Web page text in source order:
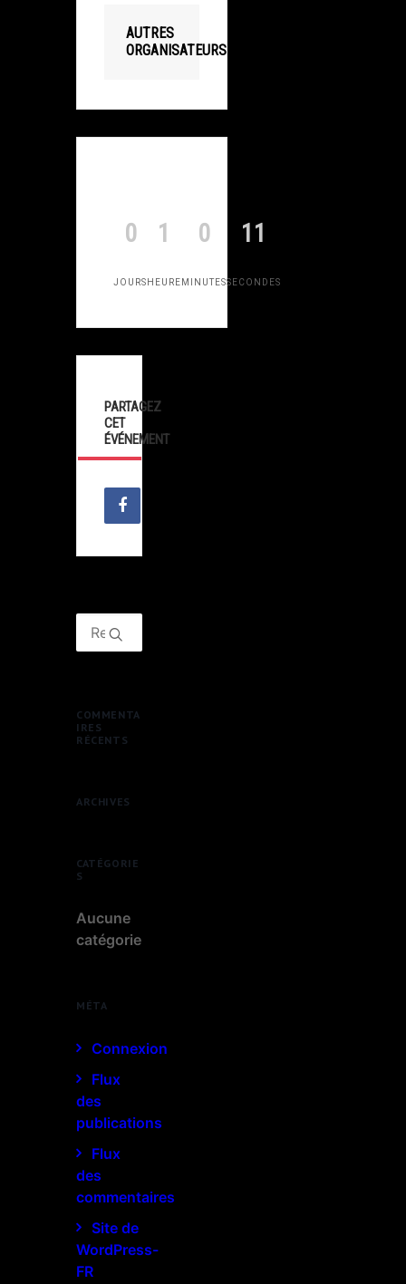
AUTRES
ORGANISATEURS
0
JOURS
1
HEURE
0
MINUTES
11
SECONDES
PARTAGEZ
CET
ÉVÉNEMENT
COMMENTA
IRES
RÉCENTS
ARCHIVES
CATÉGORIE
S
Aucune
catégorie
MÉTA
Connexion
Flux
des
publications
Flux
des
commentaires
Site de
WordPress-
FR